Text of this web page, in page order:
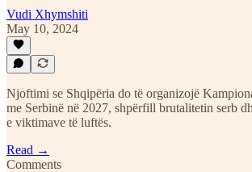
Vudi Xhymshiti
May 10, 2024
Njoftimi se Shqipëria do të organizojë
me Serbinë në 2027, shpërfill brutalitetin serb
e viktimave të luftës.
Read →
Comments